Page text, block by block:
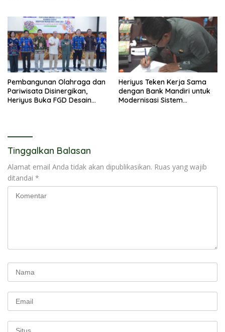
Pembangunan Olahraga dan
Pariwisata Disinergikan,
Heriyus Buka FGD Desain
Heriyus Teken Kerja Sama
dengan Bank Mandiri untuk
Modernisasi Sistem
Tinggalkan Balasan
Alamat email Anda tidak akan dipublikasikan. Ruas yang wajib
ditandai *